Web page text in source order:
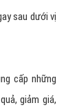
sau dưới vị
cấp những
giảm giá,